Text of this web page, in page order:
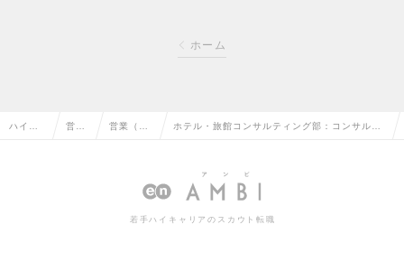
ホーム
ハイク 営業 営業（法 ホテル・旅館コンサルティング部：コンサルテ
～リーダーの求人情報
若手ハイキャリアのスカウト転職